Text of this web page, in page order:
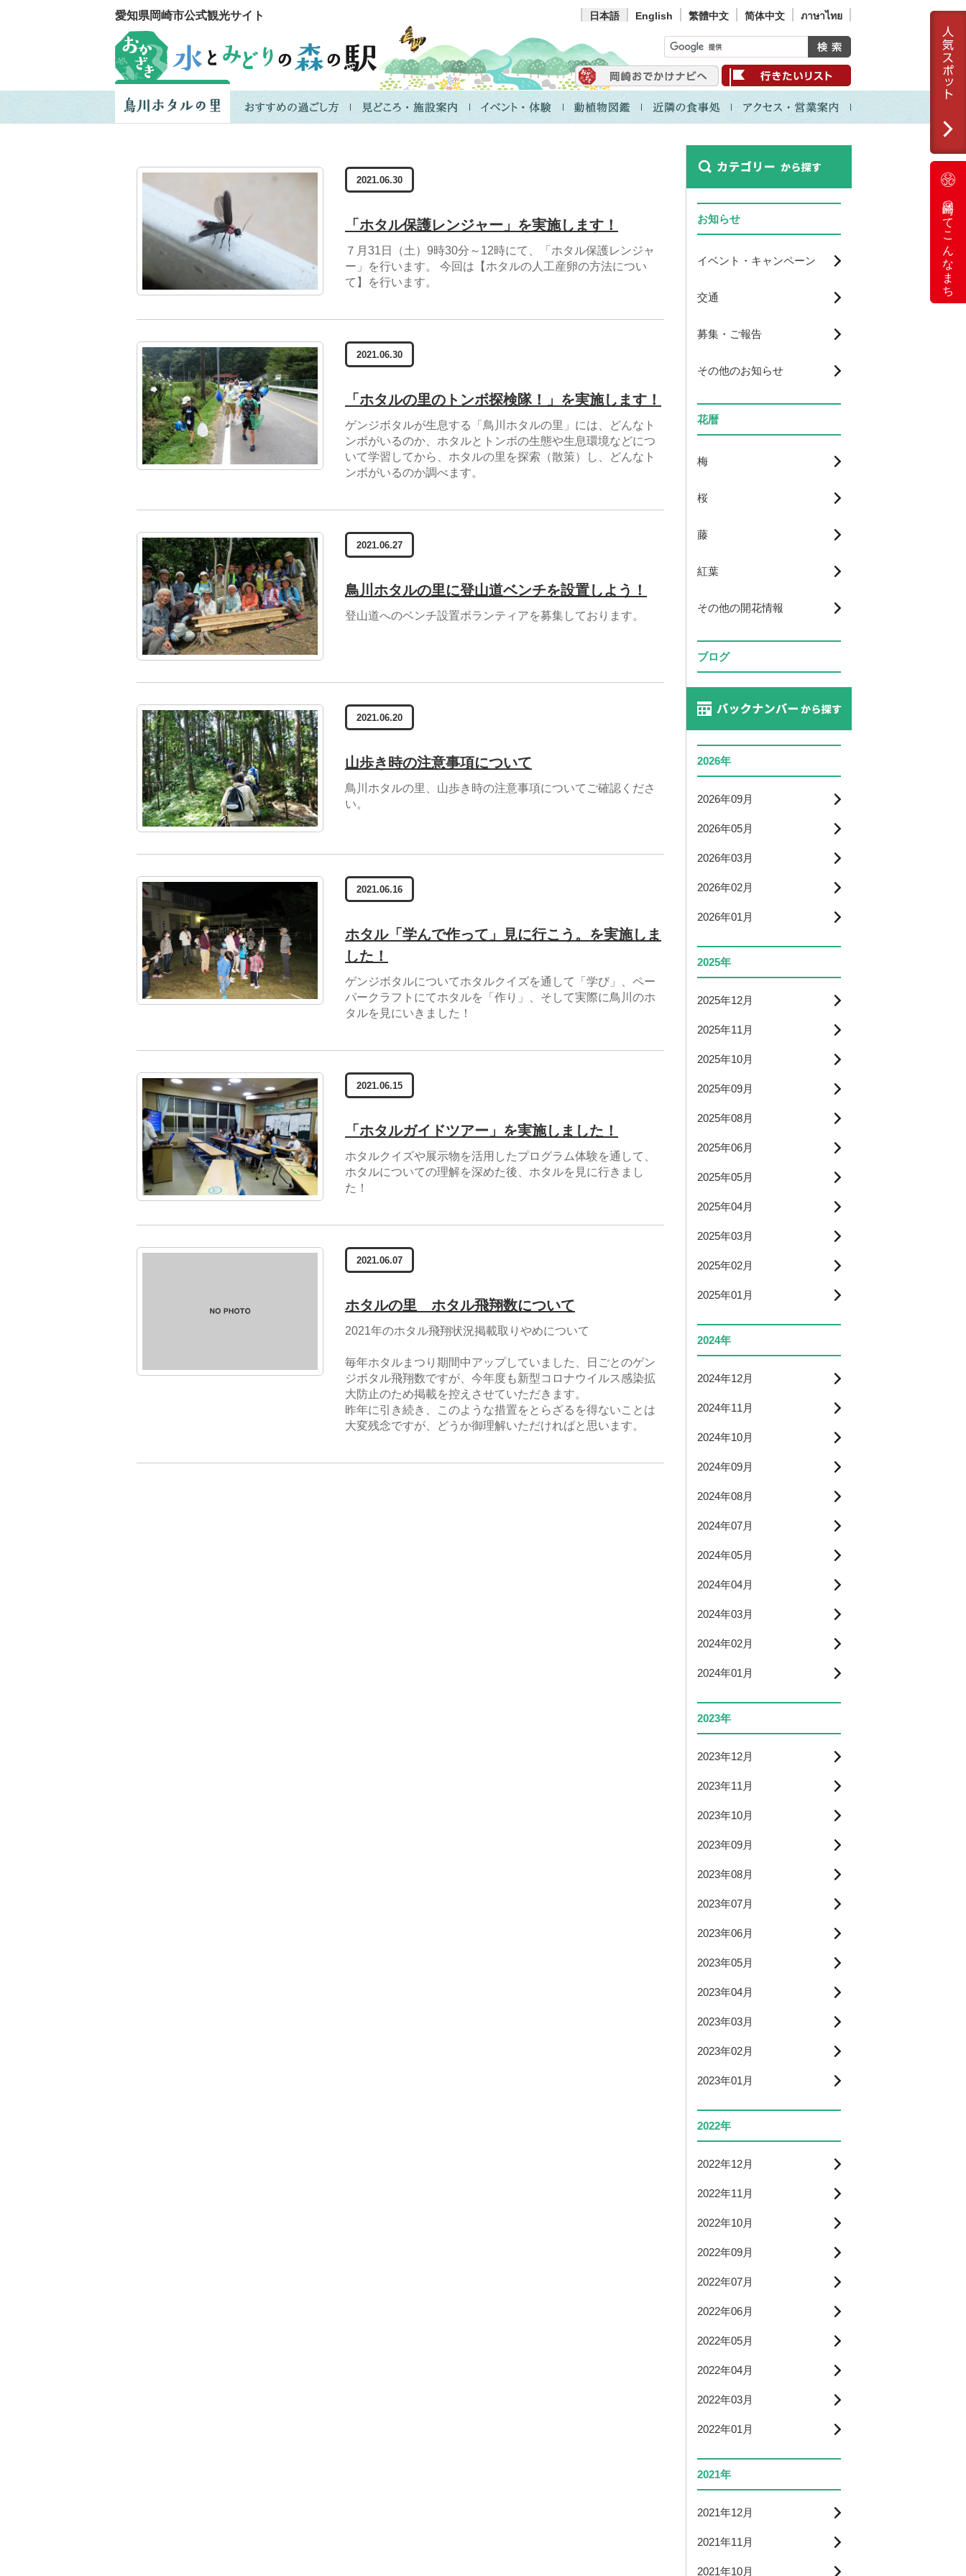
愛知県岡崎市公式観光サイト 日本語 English 繁體中文 简体中文 ภาษาไทย
岡崎ってこんなまち
2021.06.30
「ホタル保護レンジャー」を実施します！
７月31日（土）9時30分～12時にて、「ホタル保護レンジャ
ー」を行います。 今回は【ホタルの人工産卵の方法につい
て】を行います。
2021.06.30
「ホタルの里のトンボ探検隊！」を実施します！
ゲンジボタルが生息する「鳥川ホタルの里」には、どんなト
ンボがいるのか、ホタルとトンボの生態や生息環境などにつ
いて学習してから、ホタルの里を探索（散策）し、どんなト
ンボがいるのか調べます。
2021.06.27
鳥川ホタルの里に登山道ベンチを設置しよう！
登山道へのベンチ設置ボランティアを募集しております。
2021.06.20
山歩き時の注意事項について
鳥川ホタルの里、山歩き時の注意事項についてご確認くださ
い。
2021.06.16
ホタル「学んで作って」見に行こう。を実施しま
した！
ゲンジボタルについてホタルクイズを通して「学び」、ペー
パークラフトにてホタルを「作り」、そして実際に鳥川のホ
タルを見にいきました！
2021.06.15
「ホタルガイドツアー」を実施しました！
ホタルクイズや展示物を活用したプログラム体験を通して、
ホタルについての理解を深めた後、ホタルを見に行きまし
た！
2021.06.07
ホタルの里 ホタル飛翔数について
2021年のホタル飛翔状況掲載取りやめについて
毎年ホタルまつり期間中アップしていました、日ごとのゲン
ジボタル飛翔数ですが、今年度も新型コロナウイルス感染拡
大防止のため掲載を控えさせていただきます。
昨年に引き続き、このような措置をとらざるを得ないことは
大変残念ですが、どうか御理解いただければと思います。
お知らせ
イベント・キャンペーン
交通
募集・ご報告
その他のお知らせ
花暦
梅
桜
藤
紅葉
その他の開花情報
ブログ
2026年
2026年09月
2026年05月
2026年03月
2026年02月
2026年01月
2025年
2025年12月
2025年11月
2025年10月
2025年09月
2025年08月
2025年06月
2025年05月
2025年04月
2025年03月
2025年02月
2025年01月
2024年
2024年12月
2024年11月
2024年10月
2024年09月
2024年08月
2024年07月
2024年05月
2024年04月
2024年03月
2024年02月
2024年01月
2023年
2023年12月
2023年11月
2023年10月
2023年09月
2023年08月
2023年07月
2023年06月
2023年05月
2023年04月
2023年03月
2023年02月
2023年01月
2022年
2022年12月
2022年11月
2022年10月
2022年09月
2022年07月
2022年06月
2022年05月
2022年04月
2022年03月
2022年01月
2021年
2021年12月
2021年11月
2021年10月